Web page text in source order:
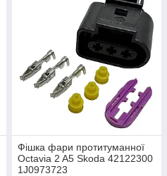
Фішка фари протитуманної
Octavia 2 A5 Skoda 42122300
1J0973723